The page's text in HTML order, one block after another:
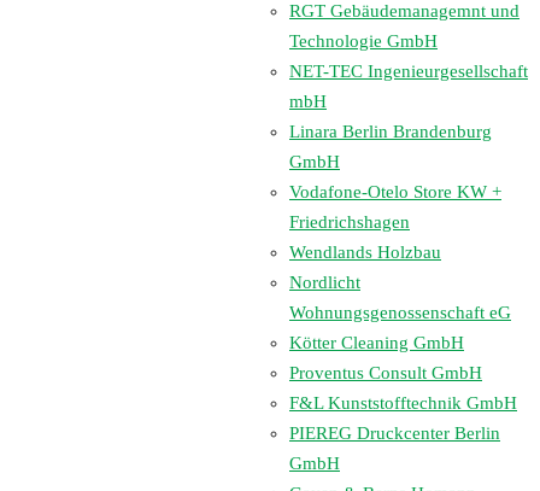
RGT Gebäudemanagemnt und
Technologie GmbH
NET-TEC Ingenieurgesellschaft
mbH
Linara Berlin Brandenburg
GmbH
Vodafone-Otelo Store KW +
Friedrichshagen
Wendlands Holzbau
Nordlicht
Wohnungsgenossenschaft eG
Kötter Cleaning GmbH
Proventus Consult GmbH
F&L Kunststofftechnik GmbH
PIEREG Druckcenter Berlin
GmbH